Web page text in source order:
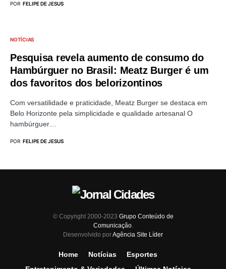
POR FELIPE DE JESUS
NOTÍCIAS
Pesquisa revela aumento de consumo do
Hambúrguer no Brasil: Meatz Burger é um
dos favoritos dos belorizontinos
Com versatilidade e praticidade, Meatz Burger se destaca em
Belo Horizonte pela simplicidade e qualidade artesanal O
hambúrguer…
POR FELIPE DE JESUS
© Copyright 2000-2023 Grupo Conteúdo de
Comunicação.
Desenvolvido porAgência Site Líder
Home Notícias
Esportes